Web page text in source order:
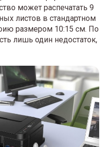
может распечатать 9
листов в стандартном
размером 10:15 см. По
лишь один недостаток,